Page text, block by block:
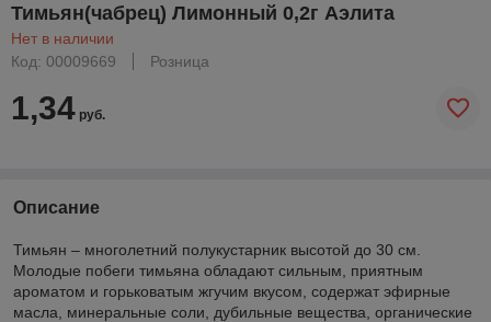
Тимьян(чабрец) Лимонный 0,2г Аэлита
Нет в наличии
Код: 00009669
Розница
1,34 руб.
Описание
Тимьян – многолетний полукустарник высотой до 30 см.
Молодые побеги тимьяна обладают сильным, приятным
ароматом и горьковатым жгучим вкусом, содержат эфирные
масла, минеральные соли, дубильные вещества, органические